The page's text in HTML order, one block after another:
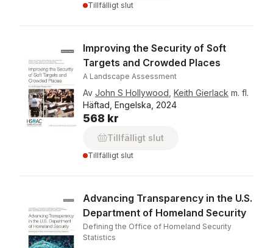
Tillfälligt slut
Improving the Security of Soft
Targets and Crowded Places
A Landscape Assessment
Av John S Hollywood Keith Gierlack m. fl.
Häftad, Engelska, 2024
568 kr
Tillfälligt slut
Tillfälligt slut
Advancing Transparency in the U.S.
Department of Homeland Security
Defining the Office of Homeland Security
Statistics